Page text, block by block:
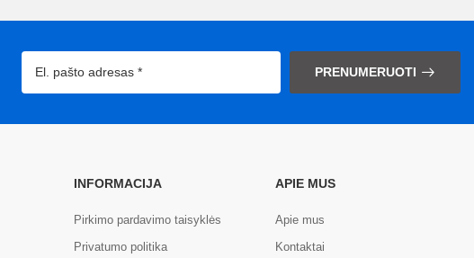
PRENUMERUOTI
INFORMACIJA
Pirkimo pardavimo taisyklės
Privatumo politika
APIE MUS
Apie mus
Kontaktai